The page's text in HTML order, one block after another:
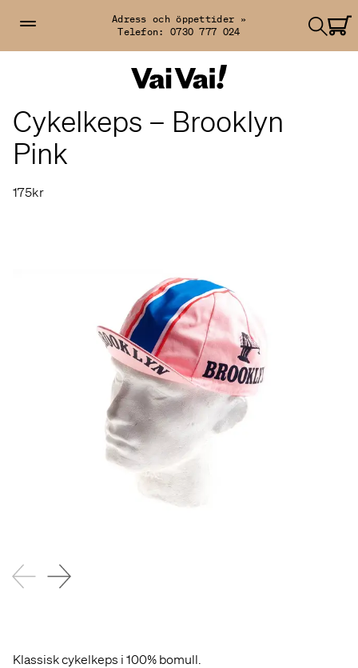
Adress och öppettider »
Telefon: 0730 777 024
Cykelkeps – Brooklyn
Pink
175kr
Klassisk cykelkeps i 100% bomull.